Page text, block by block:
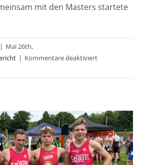
mit den Masters startete
| Mai 26th,
| Kommentare deaktiviertfür
Mannschaftssieg